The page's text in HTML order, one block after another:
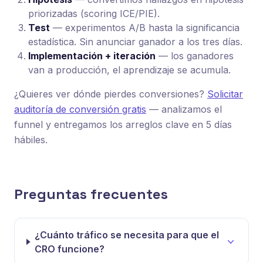
priorizadas (scoring ICE/PIE).
Test — experimentos A/B hasta la significancia
estadística. Sin anunciar ganador a los tres días.
Implementación + iteración — los ganadores
van a producción, el aprendizaje se acumula.
¿Quieres ver dónde pierdes conversiones? Solicitar
auditoría de conversión gratis — analizamos el
funnel y entregamos los arreglos clave en 5 días
hábiles.
Preguntas frecuentes
¿Cuánto tráfico se necesita para que el
CRO funcione?